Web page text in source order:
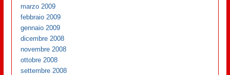
marzo 2009
febbraio 2009
gennaio 2009
dicembre 2008
novembre 2008
ottobre 2008
settembre 2008